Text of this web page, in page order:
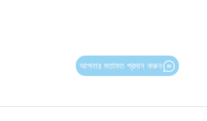
আপনার মতামত প্রদান করুন